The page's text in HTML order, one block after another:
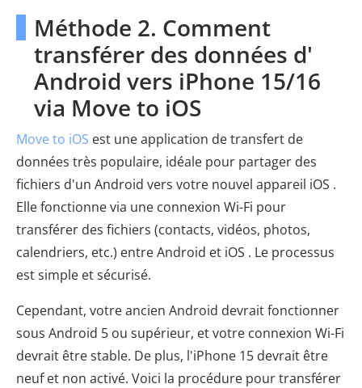
Méthode 2. Comment
transférer des données d'
Android vers iPhone 15/16
via Move to iOS
Move to iOS est une application de transfert de
données très populaire, idéale pour partager des
fichiers d'un Android vers votre nouvel appareil iOS .
Elle fonctionne via une connexion Wi-Fi pour
transférer des fichiers (contacts, vidéos, photos,
calendriers, etc.) entre Android et iOS . Le processus
est simple et sécurisé.
Cependant, votre ancien Android devrait fonctionner
sous Android 5 ou supérieur, et votre connexion Wi-Fi
devrait être stable. De plus, l'iPhone 15 devrait être
neuf et non activé. Voici la procédure pour transférer